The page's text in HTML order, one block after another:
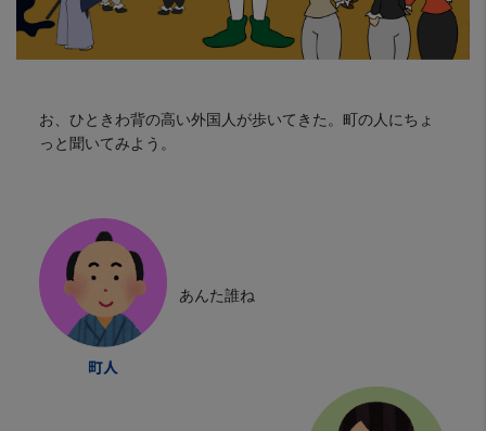
お、ひときわ背の高い外国人が歩いてきた。町の人にちょ
っと聞いてみよう。
あんた誰ね